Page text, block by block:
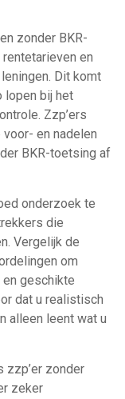
zonder BKR-
en
Dit komt
lopen bij het
Zzp’ers
en nadelen
BKR-toetsing af
onderzoek te
die
Vergelijk de
om
geschikte
dat u realistisch
alleen leent wat u
zzp’er zonder
zeker